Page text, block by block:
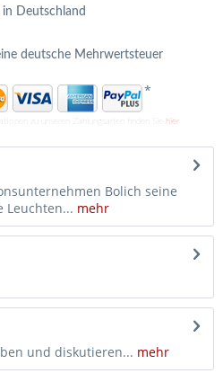
Deutschland
deutsche Mehrwertsteuer
*
zu unseren Zahlungsarten finden Sie hier
Bolich seine
Leuchten... mehr
und diskutieren... mehr